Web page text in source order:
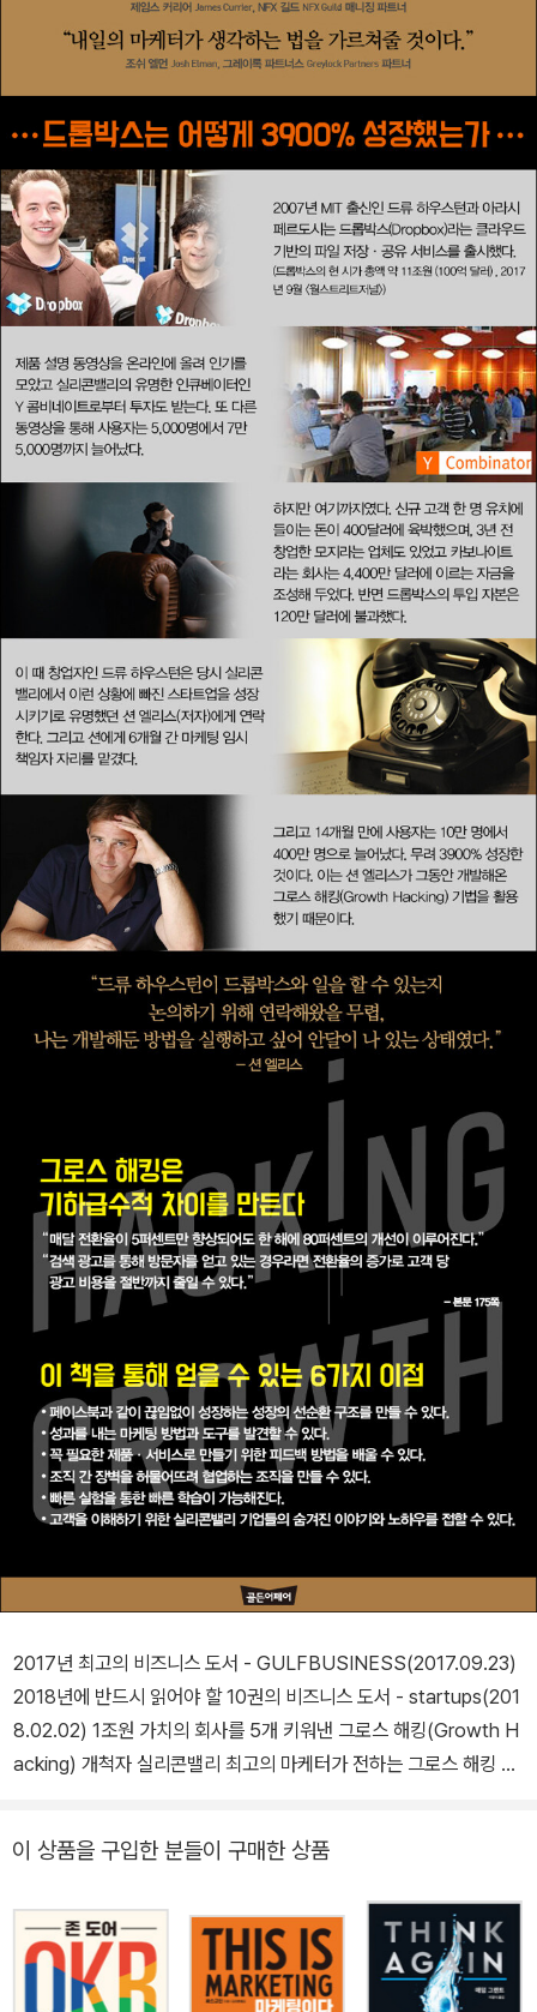
2017년 최고의 비즈니스 도서 - GULFBUSINESS(2017.09.23)
2018년에 반드시 읽어야 할 10권의 비즈니스 도서 - startups(201
8.02.02) 1조원 가치의 회사를 5개 키워낸 그로스 해킹(Growth H
acking) 개척자 실리콘밸리 최고의 마케터가 전하는 그로스 해킹 실
것이다 요즈음은 광고를 해도 효과를 보기가 어렵다. 성공 사례를 좇
아 따라 해보기도 하지만 신통찮다. 그렇다고 광고를 안 할 수도 없고
비용만 낭비하는 것 같아 걱정이다. TV나 신문을 통해서 정보를 얻던
시대가 끝나고 SNS나 웹 등 다양한 매체를 통해서 정보를 얻고 쇼핑
하는 시대가 도래했기 때문이다. 이런 이유로 마케터들은 우리가 아
이 상품을 구입한 분들이 구매한 상품